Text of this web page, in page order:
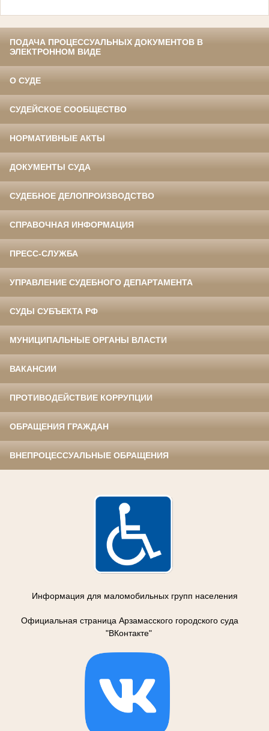
ПОДАЧА ПРОЦЕССУАЛЬНЫХ ДОКУМЕНТОВ В
ЭЛЕКТРОННОМ ВИДЕ
О СУДЕ
СУДЕЙСКОЕ СООБЩЕСТВО
НОРМАТИВНЫЕ АКТЫ
ДОКУМЕНТЫ СУДА
СУДЕБНОЕ ДЕЛОПРОИЗВОДСТВО
СПРАВОЧНАЯ ИНФОРМАЦИЯ
ПРЕСС-СЛУЖБА
УПРАВЛЕНИЕ СУДЕБНОГО ДЕПАРТАМЕНТА
СУДЫ СУБЪЕКТА РФ
МУНИЦИПАЛЬНЫЕ ОРГАНЫ ВЛАСТИ
ВАКАНСИИ
ПРОТИВОДЕЙСТВИЕ КОРРУПЦИИ
ОБРАЩЕНИЯ ГРАЖДАН
ВНЕПРОЦЕССУАЛЬНЫЕ ОБРАЩЕНИЯ
Информация для маломобильных групп населения
Официальная страница Арзамасского городского суда
"ВКонтакте"